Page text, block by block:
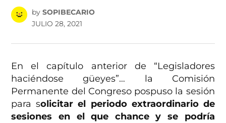
by SOPIBECARIO
JULIO 28, 2021
En el capítulo anterior de “Legisladores
haciéndose güeyes”… la Comisión
Permanente del Congreso pospuso la sesión
para solicitar el periodo extraordinario de
sesiones en el que chance y se podría